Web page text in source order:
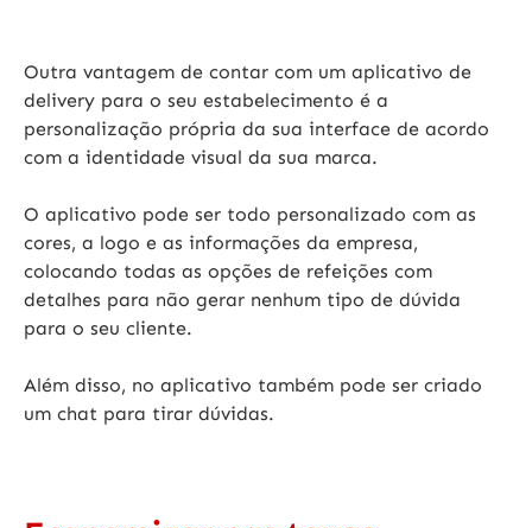
Outra vantagem de contar com um aplicativo de
delivery para o seu estabelecimento é a
personalização própria da sua interface de acordo
com a identidade visual da sua marca.
O aplicativo pode ser todo personalizado com as
cores, a logo e as informações da empresa,
colocando todas as opções de refeições com
detalhes para não gerar nenhum tipo de dúvida
para o seu cliente.
Além disso, no aplicativo também pode ser criado
um chat para tirar dúvidas.